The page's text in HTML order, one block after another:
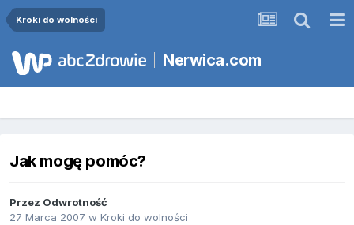
Kroki do wolności
Nerwica.com
Jak mogę pomóc?
Przez Odwrotność
27 Marca 2007 w Kroki do wolności